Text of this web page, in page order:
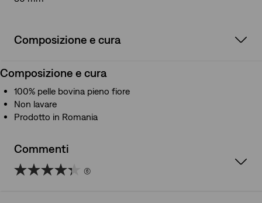
Composizione e cura
Composizione e cura
100% pelle bovina pieno fiore
Non lavare
Prodotto in Romania
Commenti
(6)